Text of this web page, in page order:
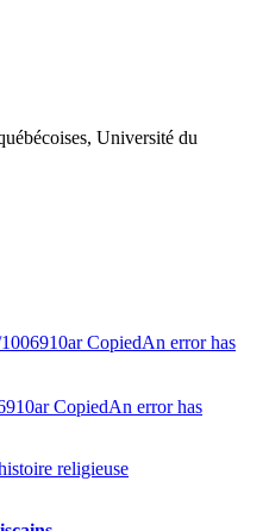
Université du
CopiedAn error has
CopiedAn error has
religieuse